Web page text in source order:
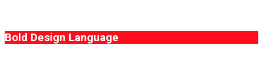
Bold Design Language